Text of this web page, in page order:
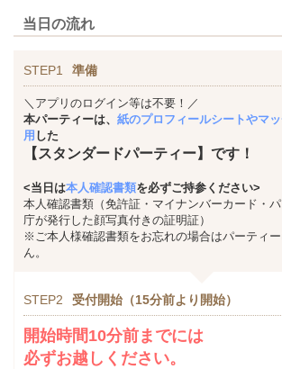
当日の流れ
STEP1 準備
＼アプリのログイン等は不要！／
本パーティーは、 紙のプロフィールシートやマ
用 した
【スタンダードパーティー】です！
<当日は本人確認書類を必ずご持参ください>
本人確認書類（免許証・マイナンバーカード・
庁が発行した顔写真付きの証明証）
※ご本人様確認書類をお忘れの場合はパーティ
ん。
STEP2 受付開始（15分前より開始）
開始時間10分前までには
必ずお越しください。